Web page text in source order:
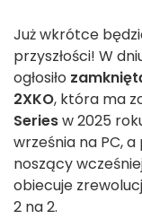
Już wkrótce
przyszłości! W
ogłosiło
2XKO, która ma
Seriesw 2025
września na PC,
noszący
obiecuje
2 na 2.